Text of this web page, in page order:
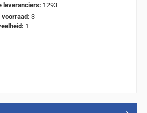
leveranciers: 1293
voorraad: 3
1